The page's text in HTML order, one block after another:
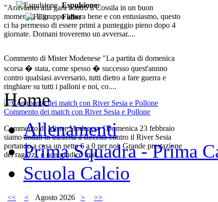
"Arriviamo alla gara contro il Cossila in un buon
momento. Il gruppo lavora bene e con entusiasmo, questo
ci ha permesso di essere primi a punteggio pieno dopo 4
giornate. Domani troveremo un avversar....
Commento di Mister Modenese "La partita di domenica
scorsa � stata, come spesso � successo quest'annno
contro qualsiasi avversario, tutti dietro a fare guerra e
ringhiare su tutti i palloni e noi, co....
Commento dei match con River Sesia e Pollone
Commento di Mister Modenese "Domenica 23 febbraio
siamo andati in trasferta a Recetto contro il River Sesia
portando a casa un netto 6 a 0 per noi. Grande prestazione
dei ragazzi, e non giudico mai ....
Espulsione:
Fallo:
Home
Allenamenti
Prima Squadra - Prima
Scuola Calcio
<< < Agosto 2026 >
>>